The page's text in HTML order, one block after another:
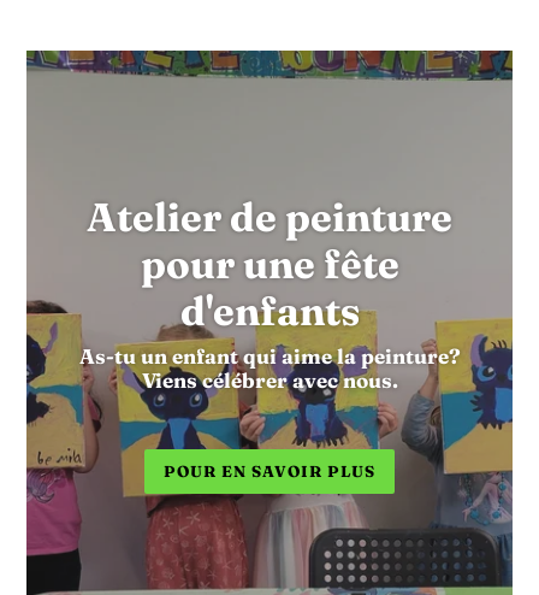
Atelier de peinture
pour une fête
d'enfants
As-tu un enfant qui aime la peinture?
Viens célébrer avec nous.
POUR EN SAVOIR PLUS